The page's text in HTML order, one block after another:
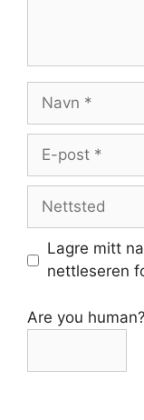
Navn
Nettsted
Lagre mitt
nettleseren
Are you